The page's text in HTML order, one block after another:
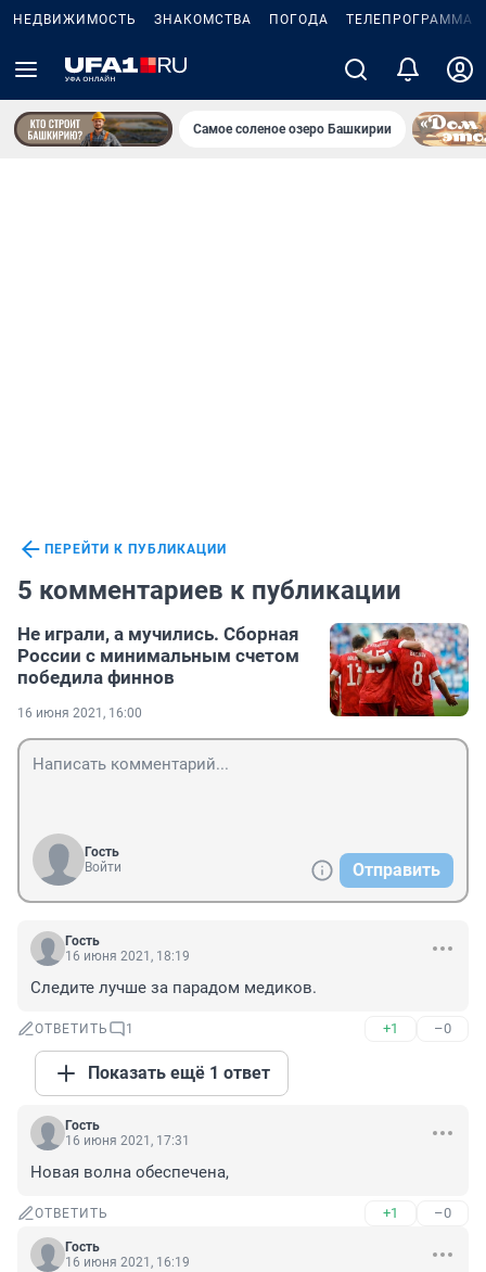
НЕДВИЖИМОСТЬ ЗНАКОМСТВА ПОГОДА ТЕЛЕПРОГРАММА
Самое соленое озеро Башкирии
ПЕРЕЙТИ К ПУБЛИКАЦИИ
5 комментариев к публикации
Не играли, а мучились. Сборная
России с минимальным счетом
победила финнов
16 июня 2021, 16:00
Гость
Войти
Отправить
Гость
16 июня 2021, 18:19
Следите лучше за парадом медиков.
ОТВЕТИТЬ 1 +1 –0
Показать ещё 1 ответ
Гость
16 июня 2021, 17:31
Новая волна обеспечена,
ОТВЕТИТЬ +1 –0
Гость
16 июня 2021, 16:19